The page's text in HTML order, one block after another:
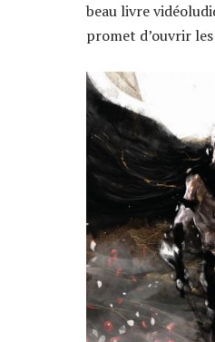
beau livre
promet d’ouvrir